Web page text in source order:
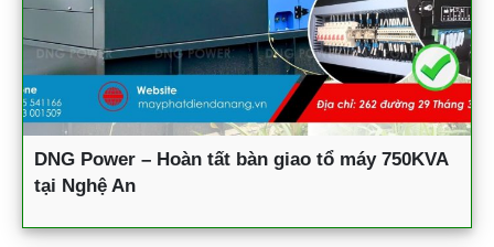
DNG Power – Hoàn tất bàn giao tổ máy 750KVA
tại Nghệ An